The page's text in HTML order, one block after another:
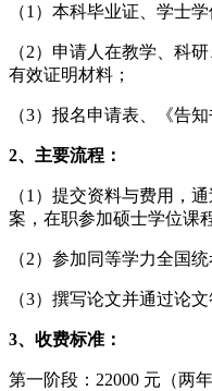
（1）本科毕业证、学士
（2）申请人在教学、科
有效证明材料；
（3）报名申请表、《告知
2、主要流程：
（1）提交资料与费用，
案，在职参加硕士学位课
（2）参加同等学力全国统
（3）撰写论文并通过论文
3、收费标准：
第一阶段：22000 元（两